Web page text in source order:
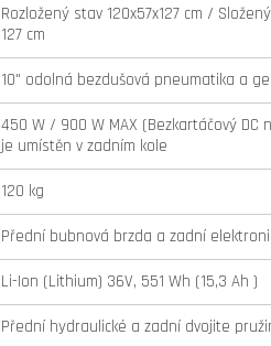
Rozložený stav 120x57x127 cm /
127 cm
10" odolná bezdušová pneumatika a
450 W / 900 W MAX (Bezkartáčový
je umístěn v zadním kole
120 kg
Přední bubnová brzda a zadní
Li-Ion (Lithium) 36V, 551 Wh (15,3 Ah )
Přední hydraulické a zadní dvojite